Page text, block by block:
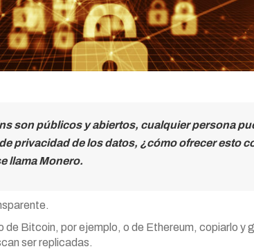
son públicos y abiertos, cualquier persona
privacidad de los datos, ¿cómo ofrecer esto
llama Monero.
Bitcoin, por ejemplo, o de Ethereum, copiarlo y
ser replicadas.